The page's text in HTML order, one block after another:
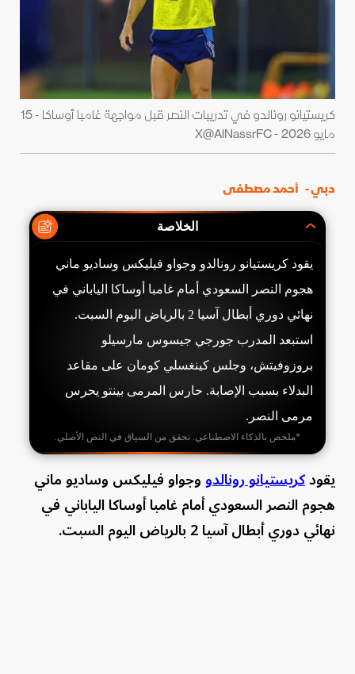
كريستيانو رونالدو في تدريبات النصر قبل مواجهة غامبا أوساكا - 15
مايو 2026 - X@AlNassrFC
دبي - أحمد مصطفى
الخلاصة
يقود كريستيانو رونالدو وجواو فيليكس وساديو ماني
هجوم النصر السعودي أمام غامبا أوساكا الياباني في
نهائي دوري أبطال آسيا 2 بالرياض اليوم السبت.
استبعد المدرب جورجي جيسوس مارسيلو
بروزوفيتش، وجلس كينغسلي كومان على مقاعد
البدلاء بسبب الإصابة. حارس المرمى بينتو يحرس
مرمى النصر.
*ملخص بالذكاء الاصطناعي. تحقق من السياق في النص الأصلي.
يقودكريستيانو رونالدووجواو فيليكس وساديو ماني
هجوم النصر السعودي أمام غامبا أوساكا الياباني في
نهائي دوري أبطال آسيا 2 بالرياض اليوم السبت.